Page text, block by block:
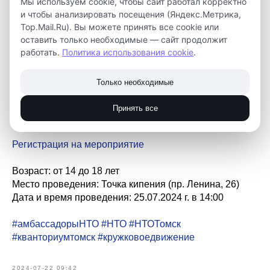
в Томской области".
Амбассадоры НТО в интерактивном формате
предложат идеи по развитию олимпиады в регионе и
погрузиться в сообщество и успешно пройти весь путь
инженерной олимпиады.
Регистрация на мероприятие
Возраст: от 14 до 18 лет
Место проведения: Точка кипения (пр. Ленина, 26)
Дата и время проведения: 25.07.2024 г. в 14:00
#амбассадорыНТО #НТО #НТОТомск
#кванториумтомск #кружковоедвижение
2024-07-22 09:42
и чтобы анализировать посещения (Яндекс.Метрика,
Top.Mail.Ru). Вы можете принять все cookie или
оставить только необходимые — сайт продолжит
работать. Политика использования cookie.
Только необходимые
Принять все